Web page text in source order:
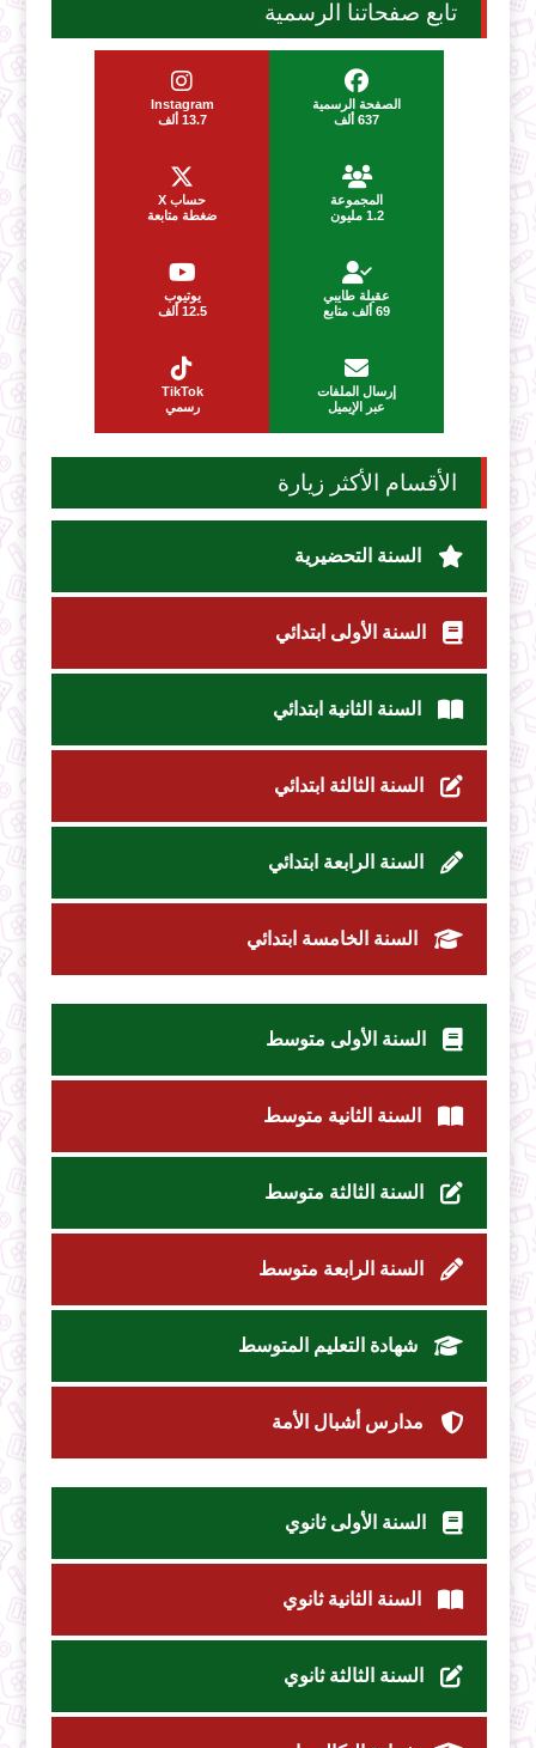
تابع صفحاتنا الرسمية
الصفحة الرسمية
637 ألف
Instagram
13.7 ألف
المجموعة
1.2 مليون
حساب X
ضغطة متابعة
عقيلة طايبي
69 ألف متابع
يوتيوب
12.5 ألف
إرسال الملفات
عبر الإيميل
TikTok
رسمي
الأقسام الأكثر زيارة
السنة التحضيرية
السنة الأولى ابتدائي
السنة الثانية ابتدائي
السنة الثالثة ابتدائي
السنة الرابعة ابتدائي
السنة الخامسة ابتدائي
السنة الأولى متوسط
السنة الثانية متوسط
السنة الثالثة متوسط
السنة الرابعة متوسط
شهادة التعليم المتوسط
مدارس أشبال الأمة
السنة الأولى ثانوي
السنة الثانية ثانوي
السنة الثالثة ثانوي